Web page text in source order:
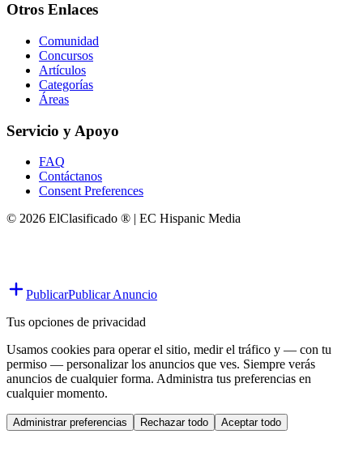
Otros Enlaces
Comunidad
Concursos
Artículos
Categorías
Áreas
Servicio y Apoyo
FAQ
Contáctanos
Consent Preferences
© 2026 ElClasificado ® | EC Hispanic Media
PublicarPublicar Anuncio
Tus opciones de privacidad
Usamos cookies para operar el sitio, medir el tráfico y — con tu
permiso — personalizar los anuncios que ves. Siempre verás
anuncios de cualquier forma. Administra tus preferencias en
cualquier momento.
Administrar preferencias Rechazar todo Aceptar todo